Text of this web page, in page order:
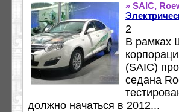
» SAIC,
2
В рамках
(SAIC)
седана
должно начаться в 2012...